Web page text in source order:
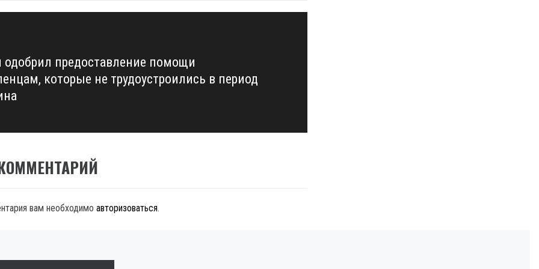
одобрил предоставление помощи
которые не трудоустроились в период
вам необходимо авторизоваться.